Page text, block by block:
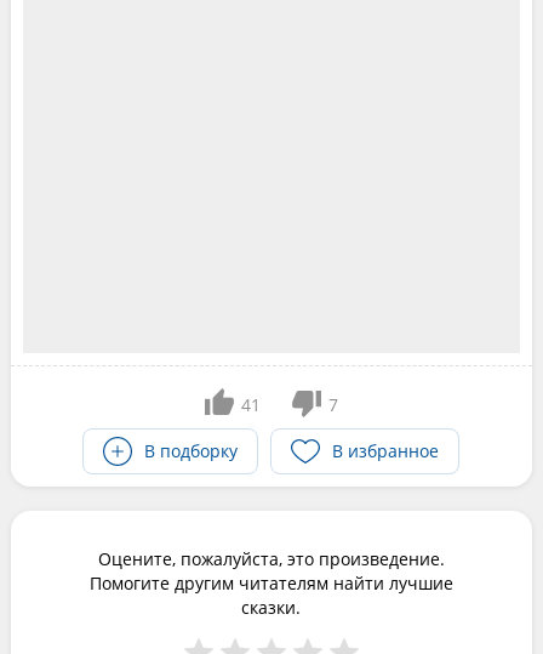
41
7
В подборку
В избранное
Оцените, пожалуйста, это произведение.
Помогите другим читателям найти лучшие
сказки.